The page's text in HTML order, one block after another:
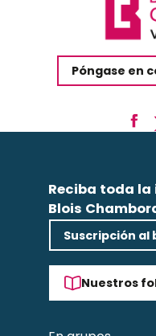
Póngase en
Reciba toda
Blois
Suscripción al
Nuestros